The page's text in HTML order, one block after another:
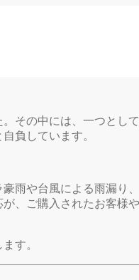
その中には、一つと
負しています。
雨や台風による雨漏
、ご購入されたお客
す。